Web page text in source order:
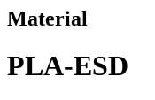
Material
PLA-ESD